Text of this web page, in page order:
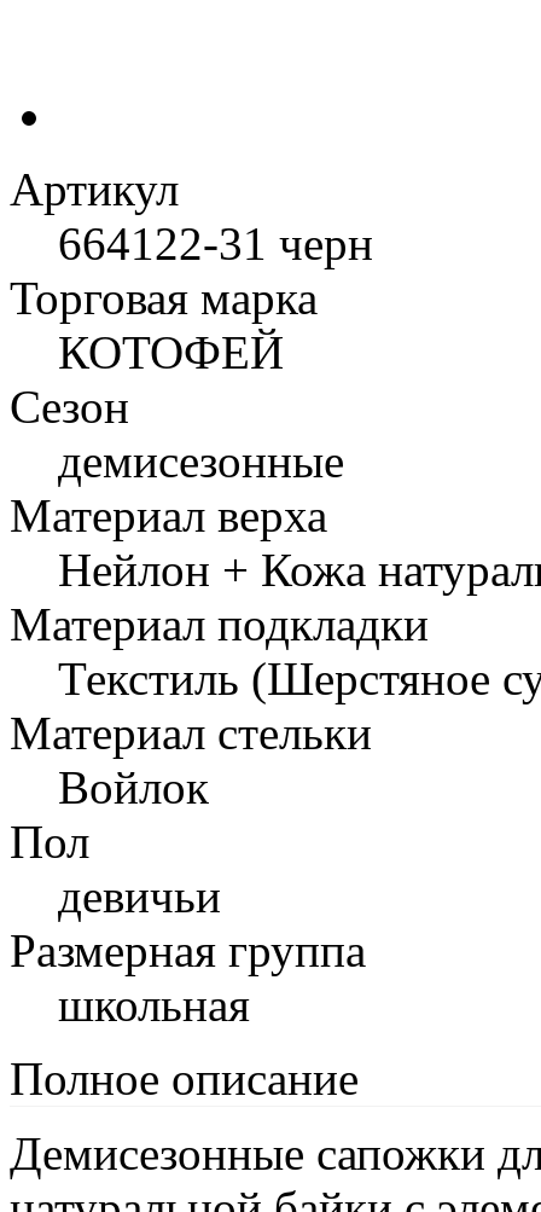
Артикул
664122-31 черн
Торговая марка
КОТОФЕЙ
Сезон
демисезонные
Материал верха
Нейлон + Кожа
Материал подкладки
Текстиль (Шерстяное
Материал стельки
Войлок
Пол
девичьи
Размерная группа
школьная
Полное описание
Демисезонные сапожки